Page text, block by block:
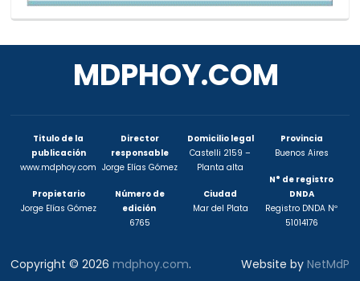
MDPHOY.COM
Titulo de la
publicación
www.mdphoy.com
Propietario
Jorge Elías Gómez
Director
responsable
Jorge Elías Gómez
Número de
edición
6765
Domicilio legal
Castelli 2159 –
Planta alta
Ciudad
Mar del Plata
Provincia
Buenos Aires
N° de registro
DNDA
Registro DNDA Nº
51014176
Copyright © 2026mdphoy.com. Website by NetMdP